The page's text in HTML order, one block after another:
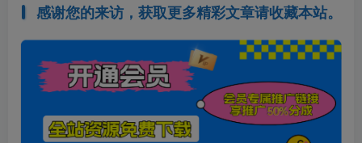
感谢您的来访，获取更多精彩文章请收藏本站。